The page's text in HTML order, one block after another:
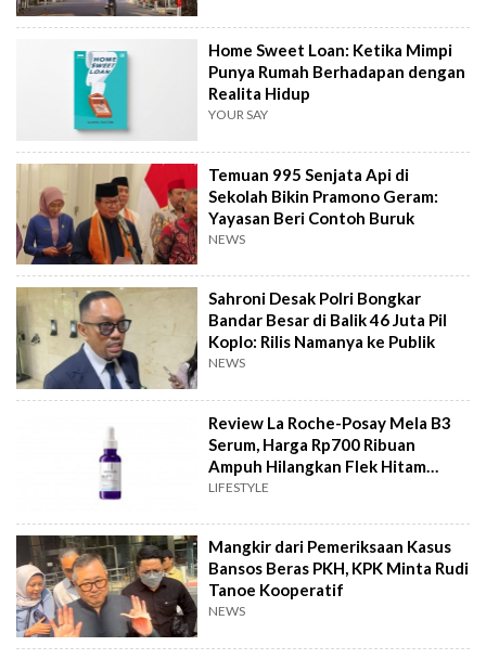
Home Sweet Loan: Ketika Mimpi
Punya Rumah Berhadapan dengan
Realita Hidup
YOUR SAY
Temuan 995 Senjata Api di
Sekolah Bikin Pramono Geram:
Yayasan Beri Contoh Buruk
NEWS
Sahroni Desak Polri Bongkar
Bandar Besar di Balik 46 Juta Pil
Koplo: Rilis Namanya ke Publik
NEWS
Review La Roche-Posay Mela B3
Serum, Harga Rp700 Ribuan
Ampuh Hilangkan Flek Hitam
Bandel?
LIFESTYLE
Mangkir dari Pemeriksaan Kasus
Bansos Beras PKH, KPK Minta Rudi
Tanoe Kooperatif
NEWS